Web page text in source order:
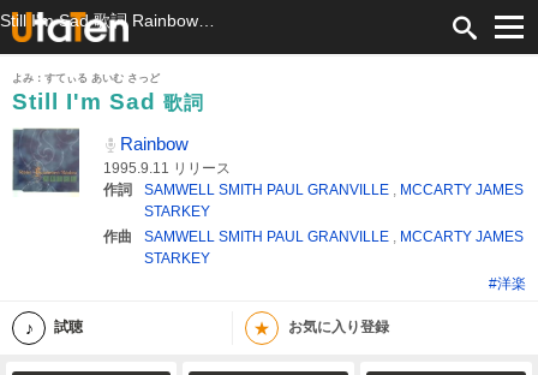
よみ：すてぃる あいむ さっど
Still I'm Sad
歌詞
Rainbow
1995.9.11 リリース
作詞
SAMWELL SMITH PAUL GRANVILLE , MCCARTY JAMES
STARKEY
作曲
SAMWELL SMITH PAUL GRANVILLE , MCCARTY JAMES
STARKEY
#洋楽
試聴 ★ お気に入り登録